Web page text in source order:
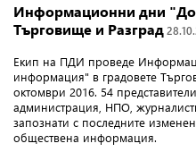
Информационни дни
Търговище и Разград
Екип на ПДИ проведе
информация" в градовете
октомври 2016. 54
администрация, НПО,
запознати с последните
обществена информация.